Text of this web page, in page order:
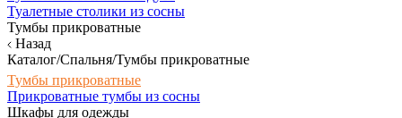
Туалетные столики из сосны
Тумбы прикроватные
Назад
Каталог/Спальня/Тумбы прикроватные
Тумбы прикроватные
Прикроватные тумбы из сосны
Шкафы для одежды